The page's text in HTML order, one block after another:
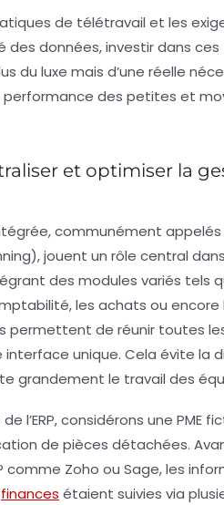
de télétravail et les
des données, investir dans ces
du luxe mais d’une réelle
performance des petites et
et optimiser la
communément appelés
jouent un rôle central
des modules variés tels
les achats ou encore
permettent de réunir toutes
unique. Cela évite la
grandement le travail des
l’ERP, considérons une PME
de pièces détachées.
comme Zoho ou Sage, les
finances étaient suivies via